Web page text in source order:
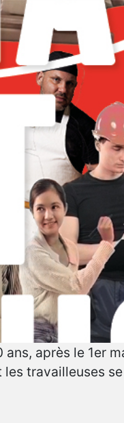
ans, après le 1er
travailleuses